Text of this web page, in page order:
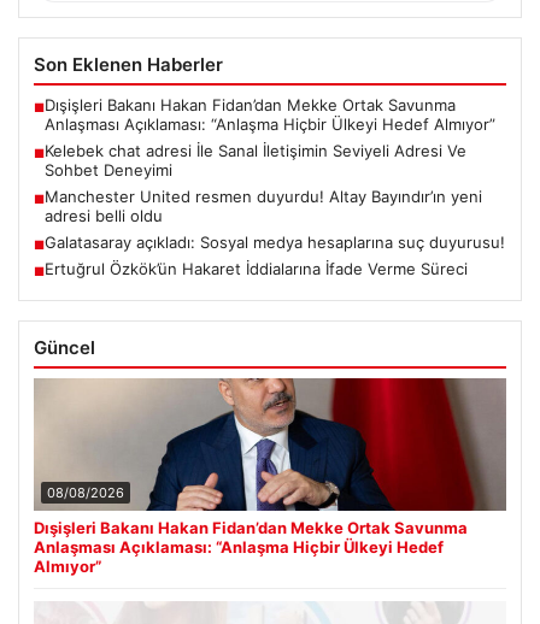
Son Eklenen Haberler
■Dışişleri Bakanı Hakan Fidan’dan Mekke Ortak Savunma
Anlaşması Açıklaması: “Anlaşma Hiçbir Ülkeyi Hedef Almıyor”
■Kelebek chat adresi İle Sanal İletişimin Seviyeli Adresi Ve
Sohbet Deneyimi
■Manchester United resmen duyurdu! Altay Bayındır’ın yeni
adresi belli oldu
■Galatasaray açıkladı: Sosyal medya hesaplarına suç duyurusu!
■Ertuğrul Özkök’ün Hakaret İddialarına İfade Verme Süreci
Güncel
08/08/2026
Dışişleri Bakanı Hakan Fidan’dan Mekke Ortak Savunma
Anlaşması Açıklaması: “Anlaşma Hiçbir Ülkeyi Hedef
Almıyor”